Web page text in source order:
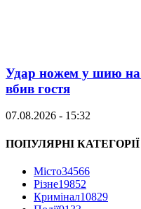
Удар ножем у шию на
вбив гостя
07.08.2026 - 15:32
ПОПУЛЯРНІ КАТЕГОРІЇ
Місто34566
Різне19852
Кримінал10829